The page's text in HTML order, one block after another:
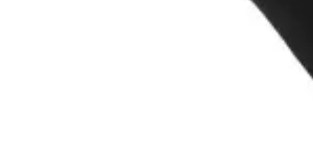
Vi anbefaler, at du vasker sokkerne ved maksimalt 40 grader og
lader dem hængetørre. Det hjælper med at bevare både pasform,